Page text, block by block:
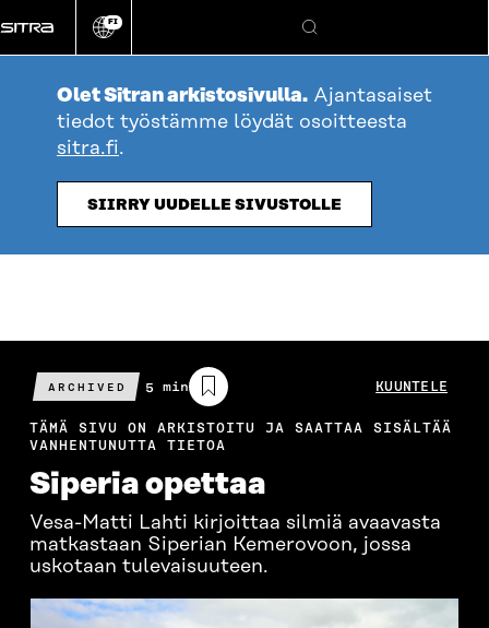
suoraan
sisältöön
Vaihda
kieli
FI
Hae
Olet Sitran arkistosivulla. Ajantasaiset
tiedot työstämme löydät osoitteesta
sitra.fi.
SIIRRY UUDELLE SIVUSTOLLE
ARCHIVED
Arvioitu
lukuaika
5 min KUUNTELE
TÄMÄ SIVU ON ARKISTOITU JA SAATTAA SISÄLTÄÄ
VANHENTUNUTTA TIETOA
Siperia opettaa
Vesa-Matti Lahti kirjoittaa silmiä avaavasta
matkastaan Siperian Kemerovoon, jossa
uskotaan tulevaisuuteen.